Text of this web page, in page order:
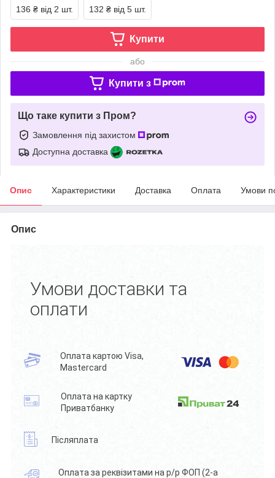
136 ₴ від 2 шт. 132 ₴ від 5 шт.
Купити
або
Купити з
Що таке купити з Пром?
Замовлення під захистом
Доступна доставка
Опис Характеристики Доставка Оплата Умови
Опис
Умови доставки та
оплати
Оплата картою Visa,
Mastercard
Оплата на картку
Приватбанку
Післяплата
Оплата за реквізитами на р/р ФОП (2-а